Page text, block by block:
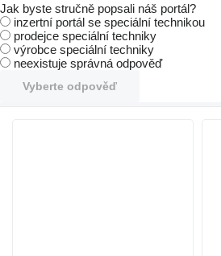
Jak byste stručně popsali náš portál?
inzertní portál se speciální technikou
prodejce speciální techniky
výrobce speciální techniky
neexistuje správná odpověď
Vyberte odpověď